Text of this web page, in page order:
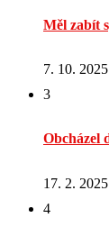
Měl zabít
7. 10. 2025
3
Obcházel
17. 2. 2025
4